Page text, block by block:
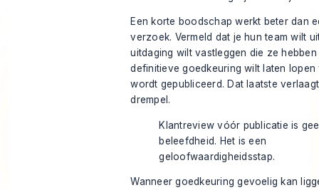
Een korte boodschap werkt beter dan
verzoek. Vermeld dat je hun team wilt
uitdaging wilt vastleggen die ze
definitieve goedkeuring wilt laten
wordt gepubliceerd. Dat laatste
drempel.
Klantreview vóór publicatie is
beleefdheid. Het is een
geloofwaardigheidsstap.
Wanneer goedkeuring gevoelig kan